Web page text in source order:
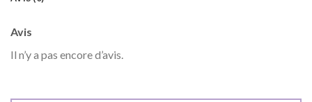
Avis
Il n’y a pas encore d’avis.